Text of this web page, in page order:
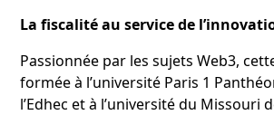
La fiscalité au service de
Passionnée par les sujets Web3,
formée à l’université Paris 1
l’Edhec et à l’université du Missouri